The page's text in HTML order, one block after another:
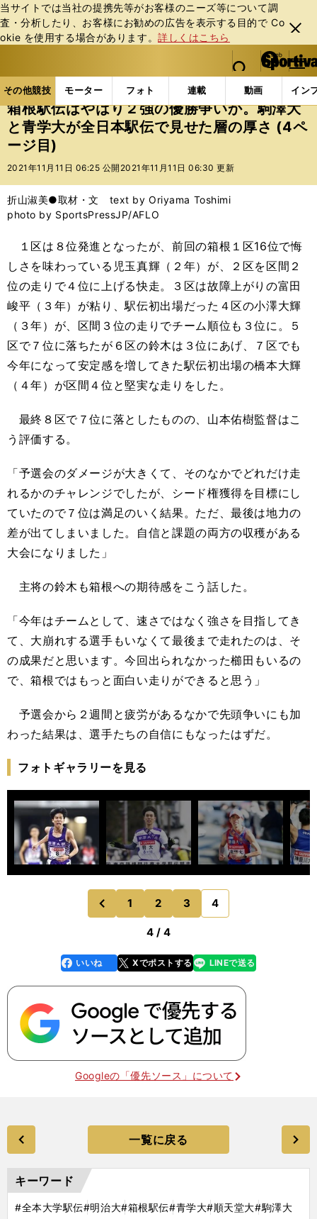
当サイトでは当社の提携先等がお客様のニーズ等について調
査・分析したり、お客様にお勧めの広告を表⽰する⽬的で Co
okie を使⽤する場合があります。詳しくはこちら
閉じ
る
web Sportiva (webスポルティーバ)
検索
マイペ
ー
ジ
メニュ
その他競技 モーター フォト 連載 動画 イン
ス
ポ
ル
テ
ー
バ
その他競技の記事一覧 陸上 箱根駅伝はやはり２強
箱根駅伝はやはり２強の優勝争いか。駒澤大
と青学大が全日本駅伝で見せた層の厚さ (4ペ
ージ目)
2021年11月11日 06:25 公開 2021年11月11日 06:30 更新
折山淑美●取材・文 text by Oriyama Toshimi
photo by SportsPressJP/AFLO
１区は８位発進となったが、前回の箱根１区16位で悔
しさを味わっている児玉真輝（２年）が、２区を区間２
位の走りで４位に上げる快走。３区は故障上がりの富田
峻平（３年）が粘り、駅伝初出場だった４区の小澤大輝
（３年）が、区間３位の走りでチーム順位も３位に。５
区で７位に落ちたが６区の鈴木は３位にあげ、７区でも
今年になって安定感を増してきた駅伝初出場の橋本大輝
（４年）が区間４位と堅実な走りをした。
最終８区で７位に落としたものの、山本佑樹監督はこ
う評価する。
「予選会のダメージが大きくて、そのなかでどれだけ走
れるかのチャレンジでしたが、シード権獲得を目標にし
ていたので７位は満足のいく結果。ただ、最後は地力の
差が出てしまいました。自信と課題の両方の収穫がある
大会になりました」
主将の鈴木も箱根への期待感をこう話した。
「今年はチームとして、速さではなく強さを目指してき
て、大崩れする選手もいなくて最後まで走れたのは、そ
の成果だと思います。今回出られなかった櫛田もいるの
で、箱根ではもっと面白い走りができると思う」
予選会から２週間と疲労があるなかで先頭争いにも加
わった結果は、選手たちの自信にもなったはずだ。
フォトギャラリーを見る
前
のページへ
1 2 3 4
4 / 4
faceboo
k
いいね Xでポストする
line LINEで送る
Googleの「優先ソース」について
一覧に戻る
キーワード
#全本大学駅伝#明治大#箱根駅伝#青学大#順天堂大#駒澤大